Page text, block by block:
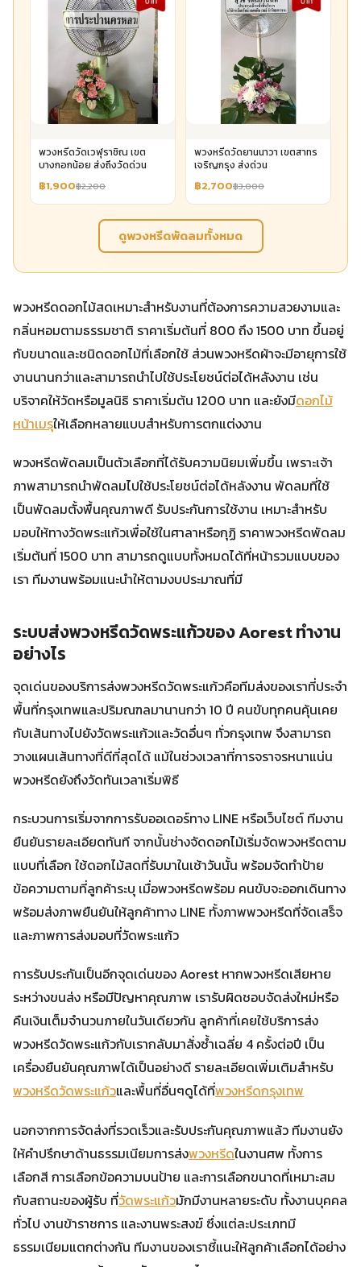
พวงหรีดวัดเวฬุราชิณ เขต
บางกอกน้อย ส่งถึงวัดด่วน
฿1,900฿2,200
พวงหรีดวัดยานนาวา เขตสาทร
เจริญกรุง ส่งด่วน
฿2,700฿3,000
ดูพวงหรีดพัดลมทั้งหมด
พวงหรีดดอกไม้สดเหมาะสำหรับงานที่ต้องการความสวยงามและ
กลิ่นหอมตามธรรมชาติ ราคาเริ่มต้นที่ 800 ถึง 1500 บาท ขึ้นอยู่
กับขนาดและชนิดดอกไม้ที่เลือกใช้ ส่วนพวงหรีดผ้าจะมีอายุการใช้
งานนานกว่าและสามารถนำไปใช้ประโยชน์ต่อได้หลังงาน เช่น
บริจาคให้วัดหรือมูลนิธิ ราคาเริ่มต้น 1200 บาท และยังมีดอกไม้
หน้าเมรุให้เลือกหลายแบบสำหรับการตกแต่งงาน
พวงหรีดพัดลมเป็นตัวเลือกที่ได้รับความนิยมเพิ่มขึ้น เพราะเจ้า
ภาพสามารถนำพัดลมไปใช้ประโยชน์ต่อได้หลังงาน พัดลมที่ใช้
เป็นพัดลมตั้งพื้นคุณภาพดี รับประกันการใช้งาน เหมาะสำหรับ
มอบให้ทางวัดพระแก้วเพื่อใช้ในศาลาหรือกุฏิ ราคาพวงหรีดพัดลม
เริ่มต้นที่ 1500 บาท สามารถดูแบบทั้งหมดได้ที่หน้ารวมแบบของ
เรา ทีมงานพร้อมแนะนำให้ตามงบประมาณที่มี
ระบบส่งพวงหรีดวัดพระแก้วของ Aorest ทำงาน
อย่างไร
จุดเด่นของบริการส่งพวงหรีดวัดพระแก้วคือทีมส่งของเราที่ประจำ
พื้นที่กรุงเทพและปริมณฑลมานานกว่า 10 ปี คนขับทุกคนคุ้นเคย
กับเส้นทางไปยังวัดพระแก้วและวัดอื่นๆ ทั่วกรุงเทพ จึงสามารถ
วางแผนเส้นทางที่ดีที่สุดได้ แม้ในช่วงเวลาที่การจราจรหนาแน่น
พวงหรีดยังถึงวัดทันเวลาเริ่มพิธี
กระบวนการเริ่มจากการรับออเดอร์ทาง LINE หรือเว็บไซต์ ทีมงาน
ยืนยันรายละเอียดทันที จากนั้นช่างจัดดอกไม้เริ่มจัดพวงหรีดตาม
แบบที่เลือก ใช้ดอกไม้สดที่รับมาในเช้าวันนั้น พร้อมจัดทำป้าย
ข้อความตามที่ลูกค้าระบุ เมื่อพวงหรีดพร้อม คนขับจะออกเดินทาง
พร้อมส่งภาพยืนยันให้ลูกค้าทาง LINE ทั้งภาพพวงหรีดที่จัดเสร็จ
และภาพการส่งมอบที่วัดพระแก้ว
การรับประกันเป็นอีกจุดเด่นของ Aorest หากพวงหรีดเสียหาย
ระหว่างขนส่ง หรือมีปัญหาคุณภาพ เรารับผิดชอบจัดส่งใหม่หรือ
คืนเงินเต็มจำนวนภายในวันเดียวกัน ลูกค้าที่เคยใช้บริการส่ง
พวงหรีดวัดพระแก้วกับเรากลับมาสั่งซ้ำเฉลี่ย 4 ครั้งต่อปี เป็น
เครื่องยืนยันคุณภาพได้เป็นอย่างดี รายละเอียดเพิ่มเติมสำหรับ
พวงหรีดวัดพระแก้วและพื้นที่อื่นๆดูได้ที่พวงหรีดกรุงเทพ
นอกจากการจัดส่งที่รวดเร็วและรับประกันคุณภาพแล้ว ทีมงานยัง
ให้คำปรึกษาด้านธรรมเนียมการส่งพวงหรีดในงานศพ ทั้งการ
เลือกสี การเลือกข้อความบนป้าย และการเลือกขนาดที่เหมาะสม
กับสถานะของผู้รับ ที่วัดพระแก้วมักมีงานหลายระดับ ทั้งงานบุคคล
ทั่วไป งานข้าราชการ และงานพระสงฆ์ ซึ่งแต่ละประเภทมี
ธรรมเนียมแตกต่างกัน ทีมงานของเราชี้แนะให้ลูกค้าเลือกได้อย่าง